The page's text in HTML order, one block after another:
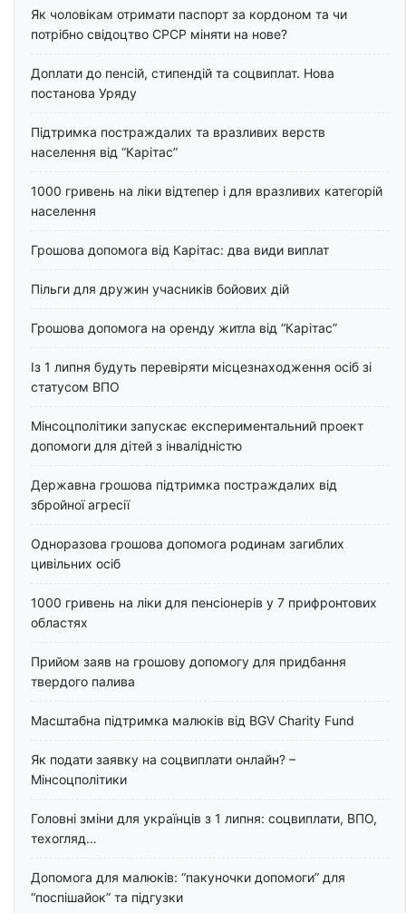
Як чоловікам отримати паспорт за кордоном та чи
потрібно свідоцтво СРСР міняти на нове?
Доплати до пенсій, стипендій та соцвиплат. Нова
постанова Уряду
Підтримка постраждалих та вразливих верств
населення від “Карітас”
1000 гривень на ліки відтепер і для вразливих категорій
населення
Грошова допомога від Карітас: два види виплат
Пільги для дружин учасників бойових дій
Грошова допомога на оренду житла від “Карітас”
Із 1 липня будуть перевіряти місцезнаходження осіб зі
статусом ВПО
Мінсоцполітики запускає експериментальний проект
допомоги для дітей з інвалідністю
Державна грошова підтримка постраждалих від
збройної агресії
Одноразова грошова допомога родинам загиблих
цивільних осіб
1000 гривень на ліки для пенсіонерів у 7 прифронтових
областях
Прийом заяв на грошову допомогу для придбання
твердого палива
Масштабна підтримка малюків від BGV Charity Fund
Як подати заявку на соцвиплати онлайн? –
Мінсоцполітики
Головні зміни для українців з 1 липня: соцвиплати, ВПО,
техогляд…
Допомога для малюків: “пакуночки допомоги” для
“поспішайок” та підгузки